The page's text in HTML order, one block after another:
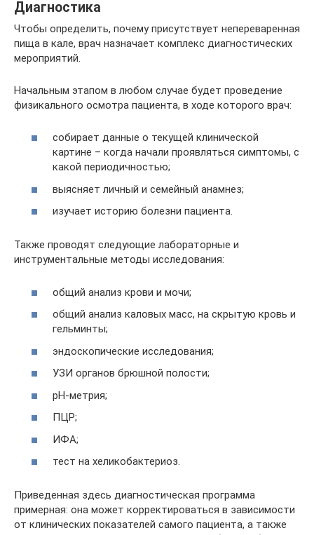
Диагностика
Чтобы определить, почему присутствует непереваренная
пища в кале, врач назначает комплекс диагностических
мероприятий.
Начальным этапом в любом случае будет проведение
физикального осмотра пациента, в ходе которого врач:
собирает данные о текущей клинической
картине – когда начали проявляться симптомы, с
какой периодичностью;
выясняет личный и семейный анамнез;
изучает историю болезни пациента.
Также проводят следующие лабораторные и
инструментальные методы исследования:
общий анализ крови и мочи;
общий анализ каловых масс, на скрытую кровь и
гельминты;
эндоскопические исследования;
УЗИ органов брюшной полости;
рН-метрия;
ПЦР;
ИФА;
тест на хеликобактериоз.
Приведенная здесь диагностическая программа
примерная: она может корректироваться в зависимости
от клинических показателей самого пациента, а также